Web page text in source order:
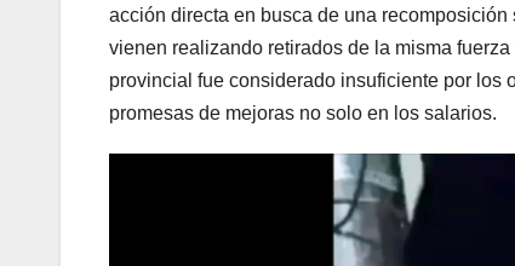
acción directa en busca de una
vienen realizando retirados de la misma
provincial fue considerado insuficiente por los
promesas de mejoras no solo en los salarios.